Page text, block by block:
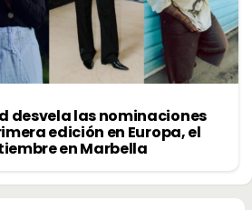
desvela las nominaciones
edición en Europa, el
en Marbella